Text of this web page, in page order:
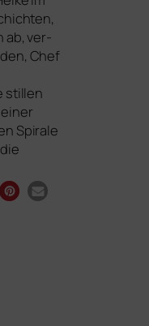
ab, ver­
Chef
stil­len
Spirale